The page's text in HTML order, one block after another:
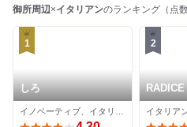
御所周辺×イタリアンのランキング（点
1
しろ
2
RADICE
イタリア